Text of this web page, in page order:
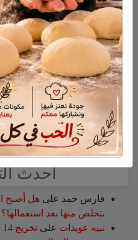
وفاة المأسوف على
شمس
وفاة السيدة أم صالح
حين لا تكون المشكلة في
التّعلّم والوعي ولغة
هذا الأسبوع: لا تفوّتوا
للهندسيين – 13/8/2026
تخريج 14 نحالاً
الحرمون
أحدث
فارس حمد على هل أصبح
نتخلص منها بعد استعمالها؟
نبيه عويدات على